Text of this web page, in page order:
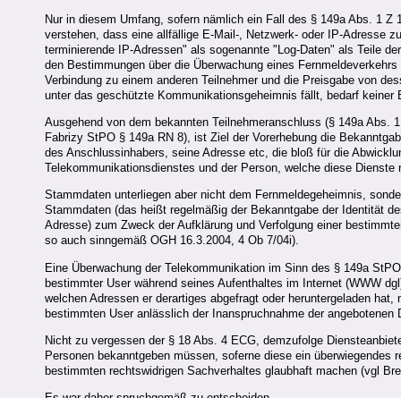
Nur in diesem Umfang, sofern nämlich ein Fall des § 149a Abs. 1
verstehen, dass eine allfällige E-Mail-, Netzwerk- oder IP-Adresse
terminierende IP-Adressen" als sogenannte "Log-Daten" als Teile
den Bestimmungen über die Überwachung eines
Verbindung zu einem anderen Teilnehmer und die Preisgabe von
unter das geschützte Kommunikationsgeheimnis fällt, bedarf keiner
Ausgehend von dem bekannten Teilnehmeranschluss (§ 149a
Fabrizy StPO § 149a RN 8), ist Ziel der Vorerhebung die
des Anschlussinhabers, seine Adresse etc, die bloß für die
Telekommunikationsdienstes und der Person, welche diese
Stammdaten unterliegen aber nicht dem Fernmeldegeheimnis,
Stammdaten (das heißt regelmäßig der Bekanntgabe der Identität
Adresse) zum Zweck der Aufklärung und Verfolgung einer
so auch sinngemäß OGH 16.3.2004, 4 Ob 7/04i).
Eine Überwachung der Telekommunikation im Sinn des § 149a
bestimmter User während seines Aufenthaltes im Internet (WWW
welchen Adressen er derartiges abgefragt oder heruntergeladen
bestimmten User anlässlich der Inanspruchnahme der angebotenen
Nicht zu vergessen der § 18 Abs. 4 ECG, demzufolge
Personen bekanntgeben müssen, soferne diese ein
bestimmten rechtswidrigen Sachverhaltes glaubhaft machen (vgl